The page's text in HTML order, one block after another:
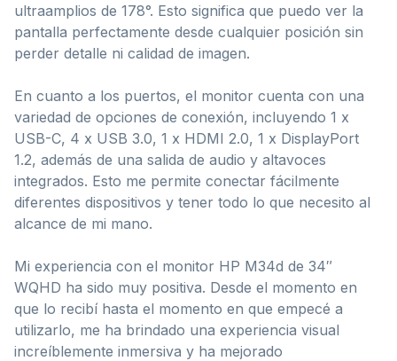
ultraamplios de 178°. Esto significa que puedo ver la
pantalla perfectamente desde cualquier posición sin
perder detalle ni calidad de imagen.
En cuanto a los puertos, el monitor cuenta con una
variedad de opciones de conexión, incluyendo 1 x
USB-C, 4 x USB 3.0, 1 x HDMI 2.0, 1 x DisplayPort
1.2, además de una salida de audio y altavoces
integrados. Esto me permite conectar fácilmente
diferentes dispositivos y tener todo lo que necesito al
alcance de mi mano.
Mi experiencia con el monitor HP M34d de 34″
WQHD ha sido muy positiva. Desde el momento en
que lo recibí hasta el momento en que empecé a
utilizarlo, me ha brindado una experiencia visual
increíblemente inmersiva y ha mejorado